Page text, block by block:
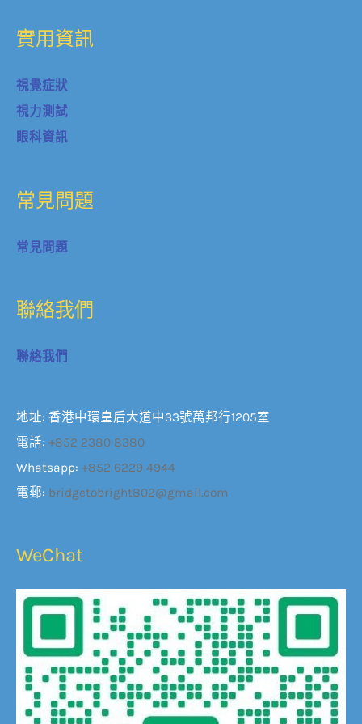
實用資訊
視覺症狀
視力測試
眼科資訊
常見問題
常見問題
聯絡我們
聯絡我們
地址: 香港中環皇后大道中33號萬邦行1205室
電話: +852 2380 8380
Whatsapp: +852 6229 4944
電郵: bridgetobright802@gmail.com
WeChat